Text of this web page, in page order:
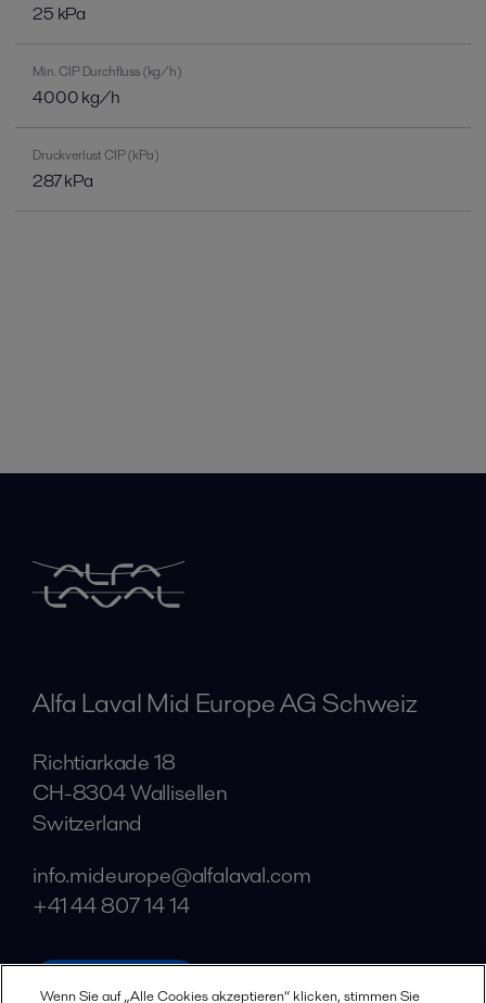
25 kPa
Min. CIP Durchfluss (kg/h)
4000 kg/h
Druckverlust CIP (kPa)
287 kPa
Alfa Laval Mid Europe AG Schweiz
Richtiarkade 18
CH-8304 Wallisellen
Switzerland
info.mideurope@alfalaval.com
+41 44 807 14 14
Wenn Sie auf „Alle Cookies akzeptieren“ klicken, stimmen Sie